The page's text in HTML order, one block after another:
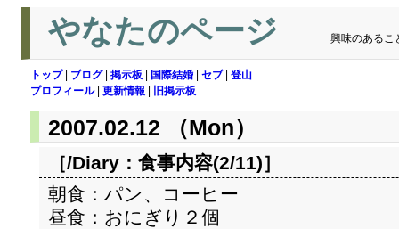
やなたのページ 興味のあるこ
トップ| ブログ| 掲示板 国際結婚 セブ| 登山
プロフィール| 更新情報 旧掲示板
2007.02.12 （Mon）
［/Diary： 食事内容(2/11)］
朝食：パン、コーヒー
昼食：おにぎり２個